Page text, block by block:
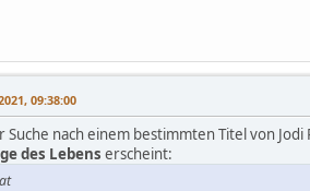
09:38:00
Suche nach einem bestimmten Titel von
des Lebens erscheint: